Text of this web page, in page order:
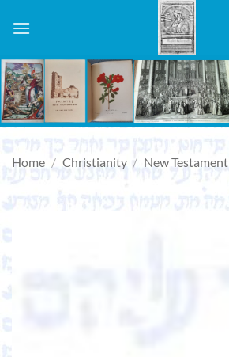
Home / Christianity / New Testament